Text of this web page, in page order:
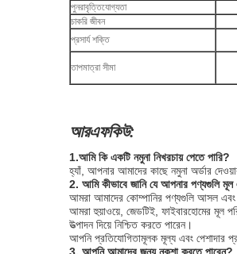
পুনরাবৃত্তিযোগ্যতা
চাকরি জীবন
প্রসার্য শক্তি
তাপমাত্রা সীমা
আরএফকিউ:
1.আমি কি একটি নমুনা নিখরচায় পেতে পারি?
হ্যাঁ, আপনার আমাদের কাছে নমুনা অর্ডার
2. আমি কীভাবে জানি যে আপনার পণ্যগুলি মূল
আমরা আমাদের কোম্পানির পণ্যগুলি আসল
আমরা হুয়াওয়ে, জেডটিই, ফাইবারহোমের মূল
উত্পাদন দিয়ে নিশ্চিত করতে পারেন।
আপনি প্রতিযোগিতামূলক মূল্য এবং পেশাদার